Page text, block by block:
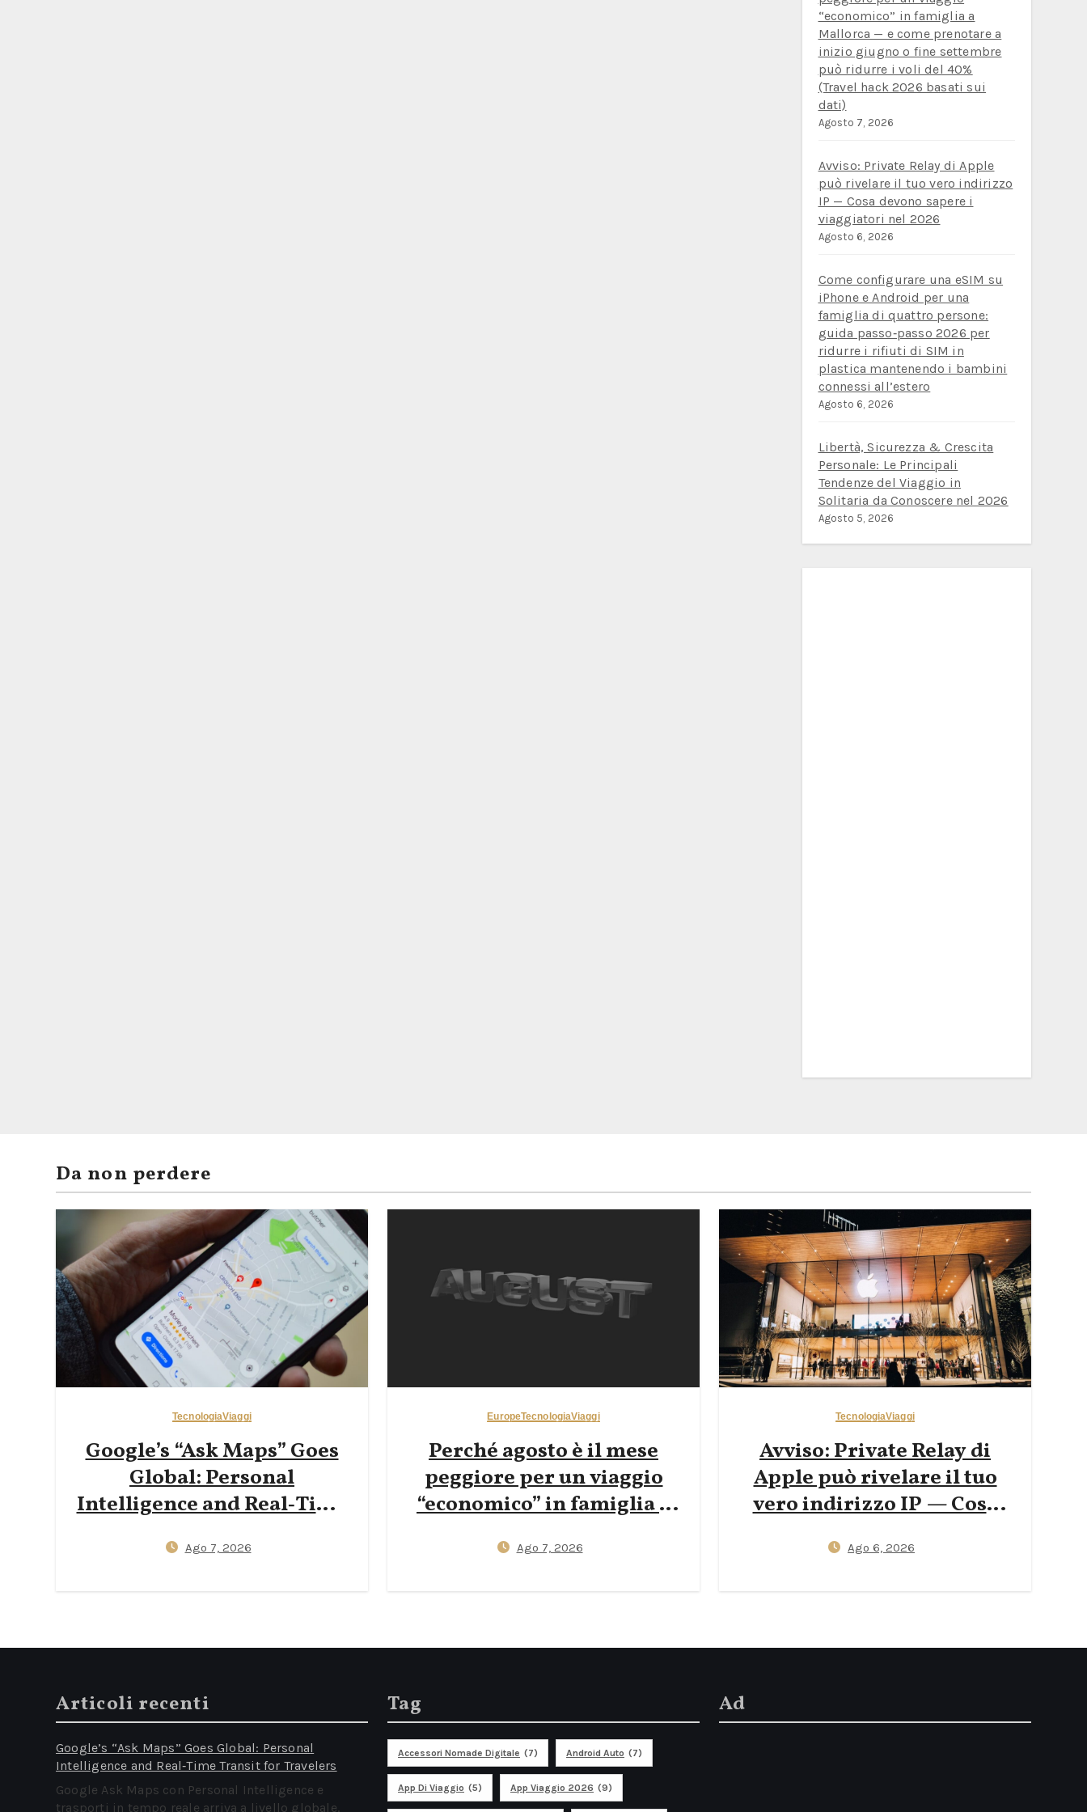
“economico” in famiglia a
Mallorca — e come prenotare a
inizio giugno o fine settembre
può ridurre i voli del 40%
(Travel hack 2026 basati sui
dati)
Agosto 7, 2026
Avviso: Private Relay di Apple
può rivelare il tuo vero indirizzo
IP — Cosa devono sapere i
viaggiatori nel 2026
Agosto 6, 2026
Come configurare una eSIM su
iPhone e Android per una
famiglia di quattro persone:
guida passo‑passo 2026 per
ridurre i rifiuti di SIM in
plastica mantenendo i bambini
connessi all’estero
Agosto 6, 2026
Libertà, Sicurezza & Crescita
Personale: Le Principali
Tendenze del Viaggio in
Solitaria da Conoscere nel 2026
Agosto 5, 2026
Da non perdere
TecnologiaViaggi
Google’s “Ask Maps” Goes
Global: Personal
Intelligence and Real‑Time
Ago 7, 2026
EuropeTecnologiaViaggi
Perché agosto è il mese
peggiore per un viaggio
“economico” in famiglia a
prenotare a inizio giugno o
Ago 7, 2026
TecnologiaViaggi
Avviso: Private Relay di
Apple può rivelare il tuo
vero indirizzo IP — Cosa
nel 2026
Ago 6, 2026
Articoli recenti
Google’s “Ask Maps” Goes Global: Personal
Intelligence and Real‑Time Transit for Travelers
Google Ask Maps con Personal Intelligence e
trasporti in tempo reale arriva a livello globale.
Tag
Accessori Nomade Digitale (7) Android Auto (7)
App Di Viaggio (5) App Viaggio 2026 (9)
Ad